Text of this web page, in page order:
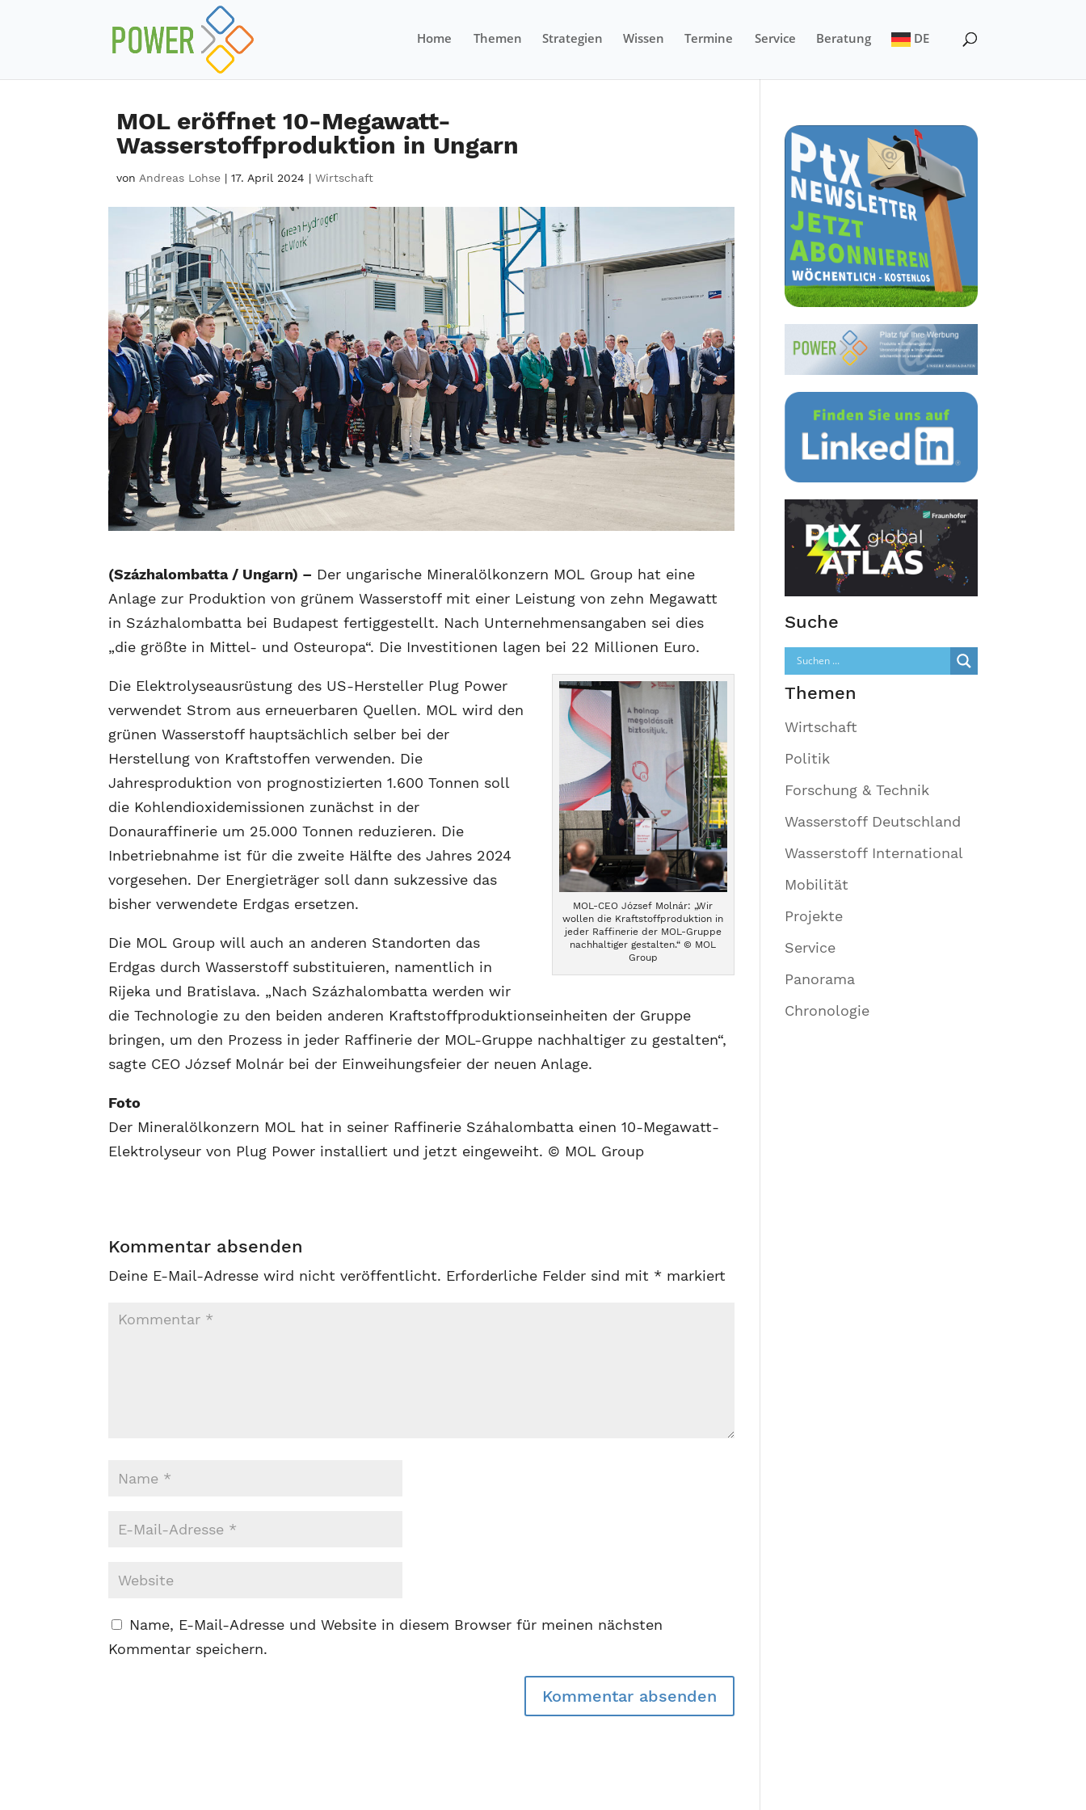
Home Themen Strategien Wissen Termine Service Beratung DE
MOL eröffnet 10-Megawatt-
Wasserstoffproduktion in Ungarn
von Andreas Lohse |17. April 2024 |Wirtschaft
(Százhalombatta / Ungarn) – Der ungarische Mineralölkonzern MOL Group hat eine
Anlage zur Produktion von grünem Wasserstoff mit einer Leistung von zehn Megawatt
in Százhalombatta bei Budapest fertiggestellt. Nach Unternehmensangaben sei dies
„die größte in Mittel- und Osteuropa“. Die Investitionen lagen bei 22 Millionen Euro.
MOL-CEO József Molnár: „Wir
wollen die Kraftstoffproduktion in
jeder Raffinerie der MOL-Gruppe
nachhaltiger gestalten.“ © MOL
Group
Die Elektrolyseausrüstung des US-Hersteller Plug Power
verwendet Strom aus erneuerbaren Quellen. MOL wird den
grünen Wasserstoff hauptsächlich selber bei der
Herstellung von Kraftstoffen verwenden. Die
Jahresproduktion von prognostizierten 1.600 Tonnen soll
die Kohlendioxidemissionen zunächst in der
Donauraffinerie um 25.000 Tonnen reduzieren. Die
Inbetriebnahme ist für die zweite Hälfte des Jahres 2024
vorgesehen. Der Energieträger soll dann sukzessive das
bisher verwendete Erdgas ersetzen.
Die MOL Group will auch an anderen Standorten das
Erdgas durch Wasserstoff substituieren, namentlich in
Rijeka und Bratislava. „Nach Százhalombatta werden wir
die Technologie zu den beiden anderen Kraftstoffproduktionseinheiten der Gruppe
bringen, um den Prozess in jeder Raffinerie der MOL-Gruppe nachhaltiger zu gestalten“,
sagte CEO József Molnár bei der Einweihungsfeier der neuen Anlage.
Foto
Der Mineralölkonzern MOL hat in seiner Raffinerie Száhalombatta einen 10-Megawatt-
Elektrolyseur von Plug Power installiert und jetzt eingeweiht. © MOL Group
Kommentar absenden
Deine E-Mail-Adresse wird nicht veröffentlicht. Erforderliche Felder sind mit * markiert
Name, E-Mail-Adresse und Website in diesem Browser für meinen nächsten
Kommentar speichern.
Suche
Themen
Wirtschaft
Politik
Forschung & Technik
Wasserstoff Deutschland
Wasserstoff International
Mobilität
Projekte
Service
Panorama
Chronologie